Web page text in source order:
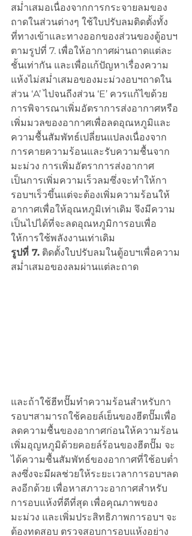
สม่ำเสมอเนื่องจากการกระจายลมของ
ถาดในส่วนต่างๆ ใช้ใบปรับลมติดตั้งทั้ง
ที่ทางเข้าและทางออกของส่วนของตู้อบฯ
ตามรูปที่ 7. เพื่อให้อากาศผ่านถาดแต่ละ
ชั้นเท่ากัน และเพื่อแก้ปัญหาเรื่องความ
แห้งไม่สม่ำเสมอของมะม่วงอบฯถาดใน
ส่วน ‘A’ ไปจนถีงส่วน ‘E’ ควรแก้ไขด้วย
การพิจารณาเพิ่มอัตราการส่งอากาศหรือ
เพิ่มมวลของอากาศเพื่อลดอุณหภูมิและ
ความชื้นสัมพัทธ์เปลี่ยนแปลงเนื่องจาก
การคายความร้อนและรับความชื้นจาก
มะม่วง การเพิ่มอัตราการส่งอากาศ
เป็นการเพิ่มความเร็วลมซึ่งจะทำให้กา
รอบฯเร็วขึ้นแต่จะต้องเพิ่มความร้อนให้
อากาศเพื่อให้อุณหภูมิเท่าเดิม จึงมีความ
เป็นไปได้ที่จะลดอุณหภูมิการอบเพื่อ
ให้การใช้พลังงานเท่าเดิม
รูปที่ 7. ติดตั้งใบปรับลมในตู้อบฯเพื่อความ
สม่ำเสมอของลมผ่านแต่ละถาด
และถ้าใช้ฮีทปั๊มทำความร้อนสำหรับกา
รอบฯสามารถใช้คอยล์เย็นของฮีตปั๊มเพื่อ
ลดความชื้นของอากาศก่อนให้ความร้อน
เพิ่มอุญหภูมิด้วยคอยล์ร้อนของฮีตปั๊ม จะ
ได้ความชื้นสัมพัทธ์ของอากาศที่ใช้อบต่ำ
ลงซึ่งจะมีผลช่วยให้ระยะเวลาการอบฯลด
ลงอีกด้วย เพื่อหาสภาวะอากาศสำหรับ
การอบแห้งที่ดีที่สุด เพื่อคุณภาพของ
มะม่วง และเพิ่มประสิทธิภาพการอบฯ จะ
ต้องทดสอบ ตรวจสอบการอบแห้งอย่าง